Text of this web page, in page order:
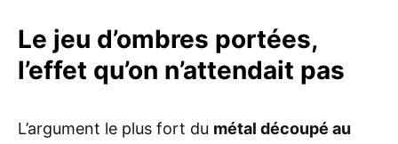
Le jeu d’ombres portées,
l’effet qu’on n’attendait pas
L’argument le plus fort du métal découpé au